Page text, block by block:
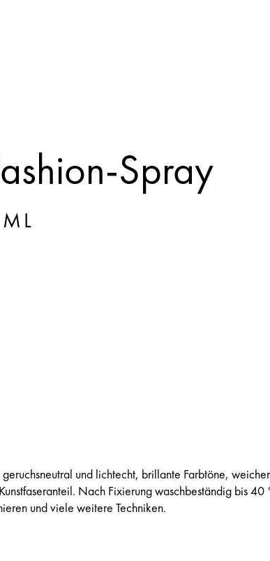
Spray
geruchsneutral und lichtecht, brillante Farbtöne,
Nach Fixierung waschbeständig bis 40
und viele weitere Techniken.